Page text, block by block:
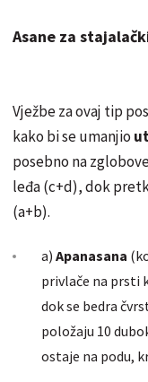
Asane za
Vježbe za ovaj tip
kako bi se umanjio
posebno na
leđa (c+d), dok
(a+b).
a) Apanasana
privlače na prsti
dok se bedra
položaju 10
ostaje na podu,